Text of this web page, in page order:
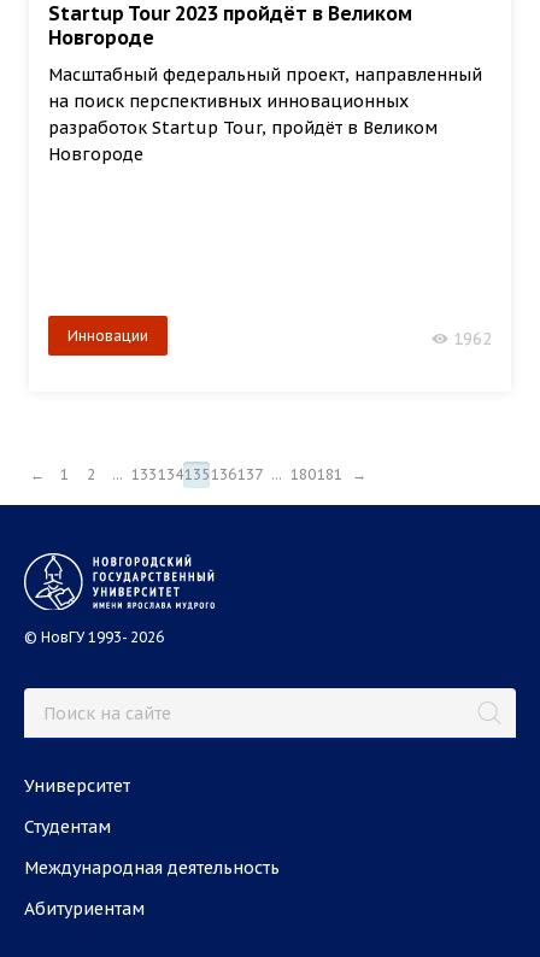
Startup Tour 2023 пройдёт в Великом
Новгороде
Масштабный федеральный проект, направленный
на поиск перспективных инновационных
разработок Startup Tour, пройдёт в Великом
Новгороде
Инновации 1962
← 1 2 ... 133134135136137 ... 180181 →
© НовГУ 1993- 2026
Университет
Студентам
Международная деятельность
Абитуриентам